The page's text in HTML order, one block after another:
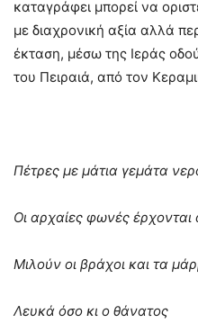
καταγράφει μπορεί να
με διαχρονική αξία αλλά
έκταση, μέσω της Ιεράς
του Πειραιά, από τον
Πέτρες με μάτια γεμάτα
Οι αρχαίες φωνές έρχονται
Μιλούν οι βράχοι και τα
Λευκά όσο κι ο θάνατος